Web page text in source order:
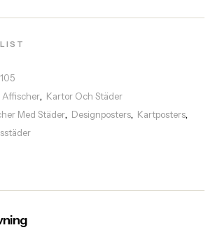
Affischer, Kartor Och Städer
Med Städer, Designposters, Kartposters,